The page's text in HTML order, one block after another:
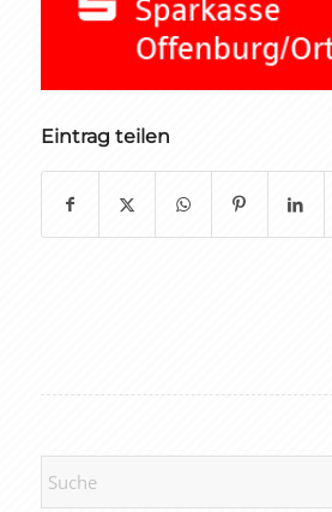
Eintrag teilen